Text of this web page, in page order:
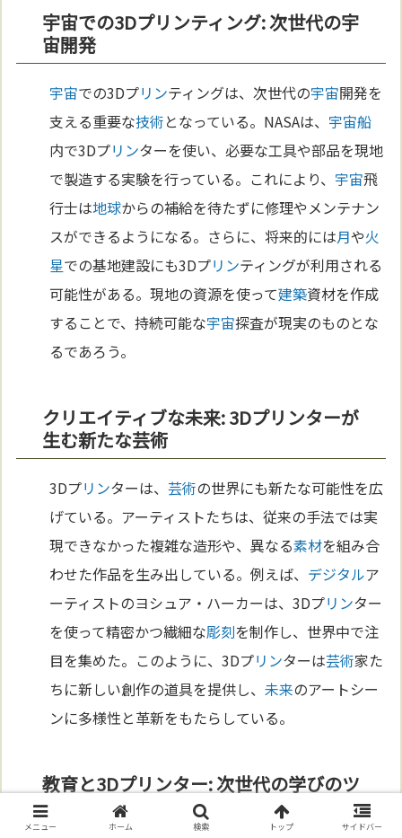
宇宙での3Dプリンティング: 次世代の宇
宙開発
宇宙での3Dプリンティングは、次世代の宇宙開発を
支える重要な技術となっている。NASAは、 宇宙船
内で3Dプリンターを使い、必要な工具や部品を現地
で製造する実験を行っている。これにより、 宇宙飛
行士は地球からの補給を待たずに修理やメンテナン
スができるようになる。さらに、将来的には月や火
星での基地建設にも3Dプリンティングが利用される
可能性がある。現地の資源を使って建築資材を作成
することで、持続可能な宇宙探査が現実のものとな
るであろう。
クリエイティブな未来: 3Dプリンターが
生む新たな芸術
3Dプリンターは、芸術の世界にも新たな可能性を広
げている。アーティストたちは、従来の手法では実
現できなかった複雑な造形や、異なる素材を組み合
わせた作品を生み出している。例えば、 デジタルア
ーティストのヨシュア・ハーカーは、3Dプリンター
を使って精密かつ繊細な彫刻を制作し、世界中で注
目を集めた。このように、3Dプリンターは芸術家た
ちに新しい創作の道具を提供し、未来のアートシー
ンに多様性と革新をもたらしている。
教育と3Dプリンター: 次世代の学びのツ
ール
メニュー ホーム 検索 トップ サイドバー